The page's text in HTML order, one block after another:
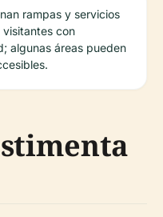
rampas y servicios
visitantes con
algunas áreas pueden